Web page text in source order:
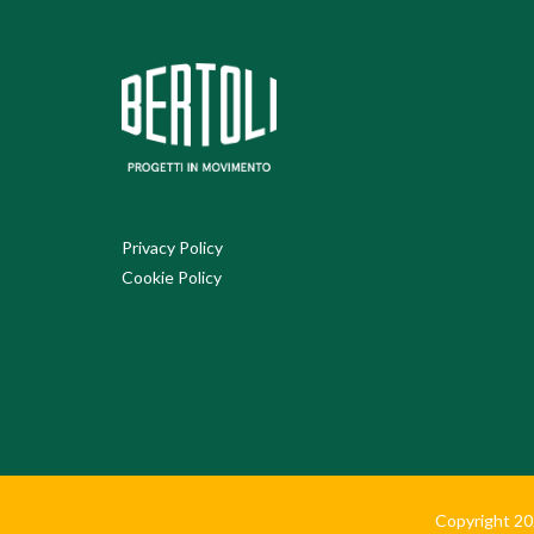
Privacy Policy
Cookie Policy
Copyright